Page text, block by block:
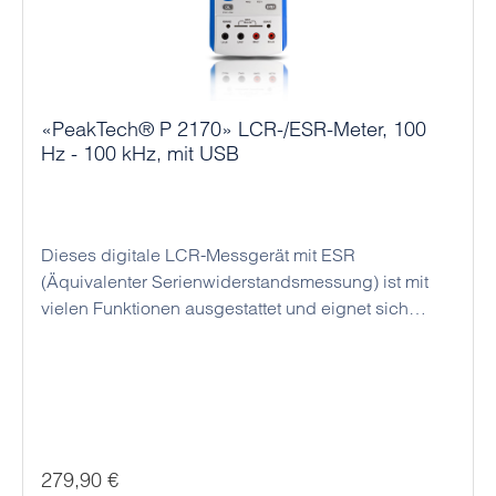
«PeakTech® P 2170» LCR-/ESR-Meter, 100
Hz - 100 kHz, mit USB
Dieses digitale LCR-Messgerät mit ESR
(Äquivalenter Serienwiderstandsmessung) ist mit
vielen Funktionen ausgestattet und eignet sich
Regulärer Preis:
279,90 €